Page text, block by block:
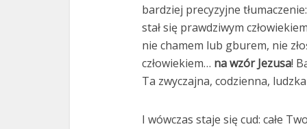
bardziej precyzyjne
stał się prawdziwym
nie chamem lub gburem, nie
człowiekiem… na wzór Jezusa!
Ta zwyczajna, codzienna,
I wówczas staje się cud: całe